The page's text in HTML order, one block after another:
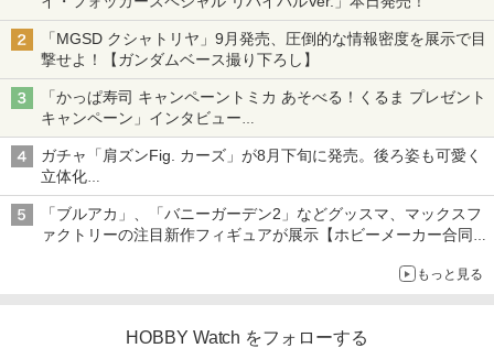
「MGSD クシャトリヤ」9月発売、圧倒的な情報密度を展示で目
撃せよ！【ガンダムベース撮り下ろし】
「かっぱ寿司 キャンペーントミカ あそべる！くるま プレゼント
キャンペーン」インタビュー
子どもが楽しめるかっぱ寿司ならではの体験とコラボの楽しさを
追求
ガチャ「肩ズンFig. カーズ」が8月下旬に発売。後ろ姿も可愛く
立体化
ライトニング・マックィーンやメーターなど4種がラインナップ
「ブルアカ」、「バニーガーデン2」などグッスマ、マックスフ
ァクトリーの注目新作フィギュアが展示【ホビーメーカー合同展
もっと見る
HOBBY Watch をフォローする